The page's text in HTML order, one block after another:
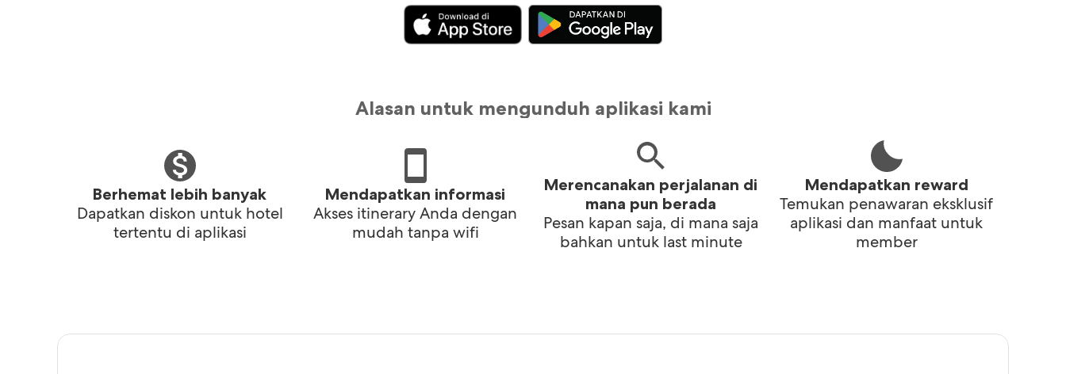
Alasan untuk mengunduh aplikasi kami
Berhemat lebih banyak
Dapatkan diskon untuk hotel
tertentu di aplikasi
Mendapatkan informasi
Akses itinerary Anda dengan
mudah tanpa wifi
Merencanakan perjalanan di
mana pun berada
Pesan kapan saja, di mana saja
bahkan untuk last minute
Mendapatkan reward
Temukan penawaran eksklusif
aplikasi dan manfaat untuk
member